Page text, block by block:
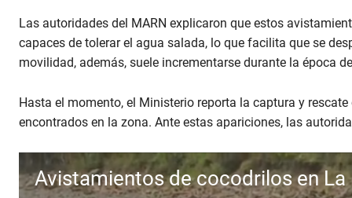
Las autoridades del MARN explicaron que estos
capaces de tolerar el agua salada, lo que facilita que se
movilidad, además, suele incrementarse durante la época
Hasta el momento, el Ministerio reporta la captura y
encontrados en la zona. Ante estas apariciones, las
Avistamientos de cocodrilos en